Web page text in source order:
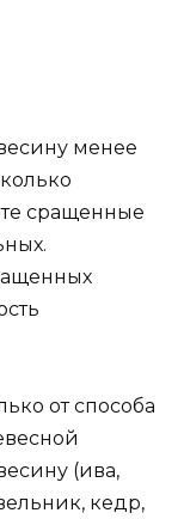
менее
сращенные
от способа
(ива,
кедр,